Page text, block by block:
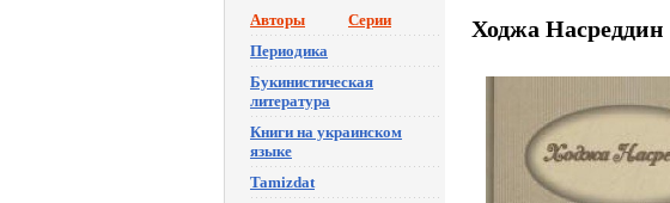
Авторы
Серии
Периодика
Букинистическая
литература
Книги на украинском
языке
Tamizdat
Ходжа Насреддин